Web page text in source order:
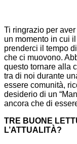
Ti ringrazio per
un momento in cui
prenderci il tempo
che ci muovono.
questo tornare alla
tra di noi durante
essere comunità,
desiderio di un
ancora che di
TRE BUONE
L’ATTUALITÀ?